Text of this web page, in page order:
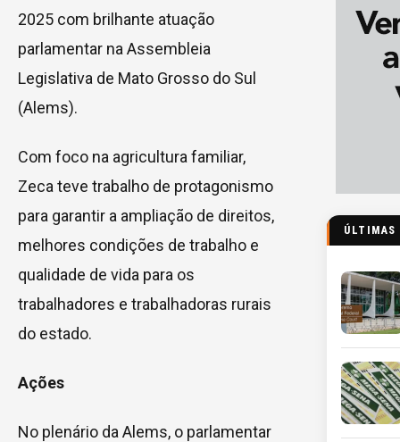
2025 com brilhante atuação
parlamentar na Assembleia
Legislativa de Mato Grosso do Sul
(Alems).
Com foco na agricultura familiar,
Zeca teve trabalho de protagonismo
para garantir a ampliação de direitos,
melhores condições de trabalho e
qualidade de vida para os
trabalhadores e trabalhadoras rurais
do estado.
Ações
No plenário da Alems, o parlamentar